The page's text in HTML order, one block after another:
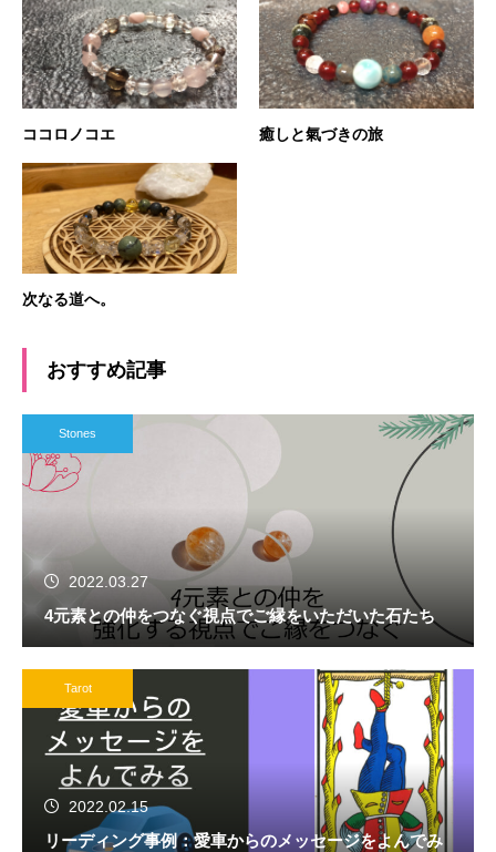
ココロノコエ 癒しと氣づきの旅
次なる道へ。
おすすめ記事
Stones
2022.03.27
4元素との仲をつなぐ視点でご縁をいただいた石たち
Tarot
2022.02.15
リーディング事例：愛車からのメッセージをよんでみ